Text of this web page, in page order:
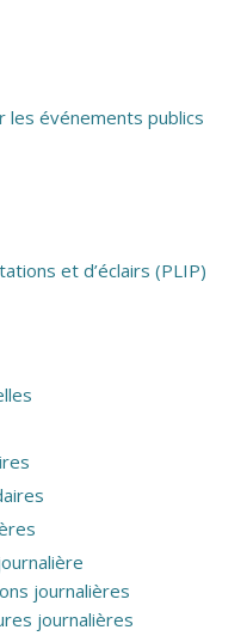
événements publics
et d’éclairs (PLIP)
journalières
journalières